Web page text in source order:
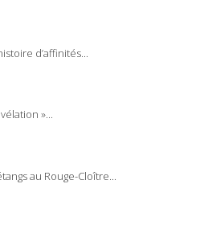
d’affinités...
»...
au Rouge-Cloître...